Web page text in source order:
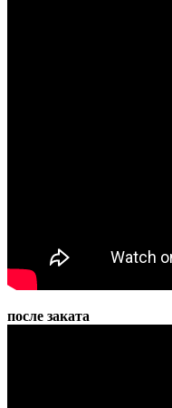
после заката